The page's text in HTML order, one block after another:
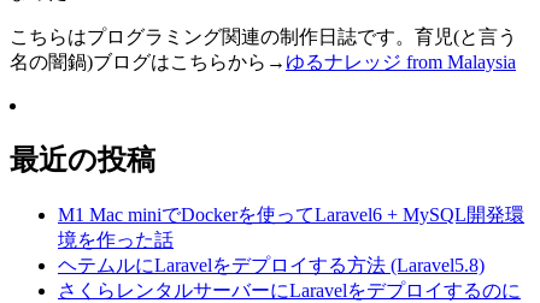
こちらはプログラミング関連の制作日誌です。育児(と言う
名の闇鍋)ブログはこちらから→ ゆるナレッジ from Malaysia
最近の投稿
M1 Mac miniでDockerを使ってLaravel6 + MySQL開発環
境を作った話
ヘテムルにLaravelをデプロイする方法 (Laravel5.8)
さくらレンタルサーバーにLaravelをデプロイするのに